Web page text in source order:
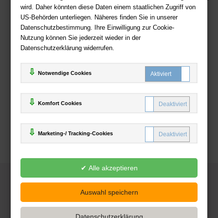
wird. Daher könnten diese Daten einem staatlichen Zugriff von
US-Behörden unterliegen. Näheres finden Sie in unserer
Datenschutzbestimmung. Ihre Einwilligung zur Cookie-
Nutzung können Sie jederzeit wieder in der
Datenschutzerklärung widerrufen.
Notwendige Cookies
Komfort Cookies
Marketing-/ Tracking-Cookies
Zahlweisen
Deutsche-Buchhandlung.de
www.deutsche-buchhandlung.de ist ein Angebot der
Handelsgesellschaft mbH
Powered by Inooga